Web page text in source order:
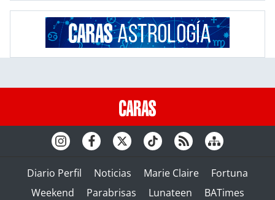
Diario Perfil Noticias Marie Claire
Fortuna
Weekend
Parabrisas Lunateen BATimes